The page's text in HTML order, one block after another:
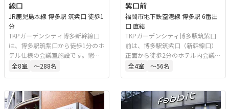
線口
JR鹿児島本線 博多駅 筑紫口 徒歩1
分
TKPガーデンシティ博多新幹線口
は、博多駅筑紫口から徒歩1分のホ
テル仕様の会議室施設です。懇親
会、会議、研修、セミナーに対応
なレイアウトや用途に対応可能な
会場構成となっています。
全8室 〜288名
紫口前
福岡市地下鉄空港線 博多駅 6番出
口 直結
TKPガーデンシティ博多駅筑紫口
前は、博多駅筑紫口（新幹線口）
正面から徒歩2分のホテル内会議室
です。地下鉄東6番出入口に直結し
場を備え、会議や研修、面接、試
験など多様な用途に対応していま
全4室 〜56名